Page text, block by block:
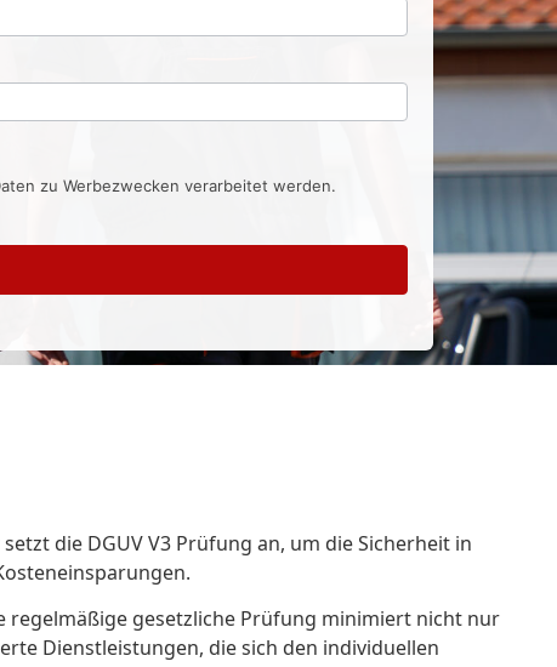
zu Werbezwecken verarbeitet werden.
die DGUV V3 Prüfung an, um die Sicherheit in
regelmäßige gesetzliche Prüfung minimiert nicht nur
Dienstleistungen, die sich den individuellen